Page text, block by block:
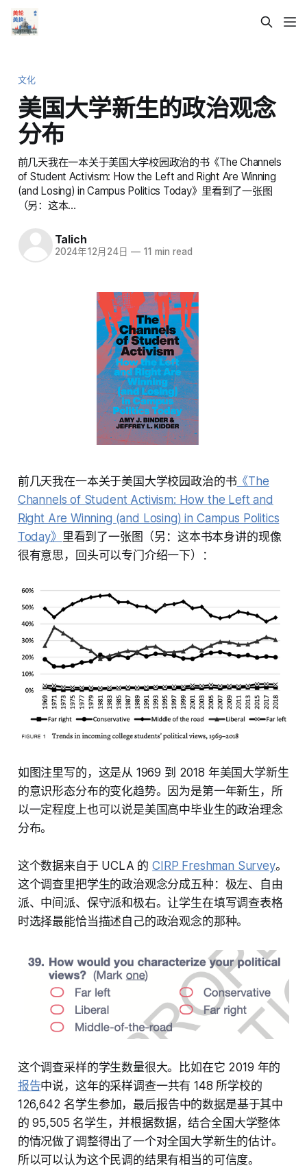
文化
美国大学新生的政治观念
分布
前几天我在一本关于美国大学校园政治的书《The Channels
of Student Activism: How the Left and Right Are Winning
(and Losing) in Campus Politics Today》里看到了一张图
（另：这本…
Talich
2024年12月24日 —11 min read
前几天我在一本关于美国大学校园政治的书 《The
Channels of Student Activism: How the Left and
Right Are Winning (and Losing) in Campus Politics
Today》 里看到了一张图（另：这本书本身讲的现像
很有意思，回头可以专门介绍一下）：
如图注里写的，这是从 1969 到 2018 年美国大学新生
的意识形态分布的变化趋势。因为是第一年新生，所
以一定程度上也可以说是美国高中毕业生的政治理念
分布。
这个数据来自于 UCLA 的CIRP Freshman Survey。
这个调查里把学生的政治观念分成五种：极左、自由
派、中间派、保守派和极右。让学生在填写调查表格
时选择最能恰当描述自己的政治观念的那种。
这个调查采样的学生数量很大。比如在它 2019 年的
报告中说，这年的采样调查一共有 148 所学校的
126,642 名学生参加，最后报告中的数据是基于其中
的 95,505 名学生，并根据数据，结合全国大学整体
的情况做了调整得出了一个对全国大学新生的估计。
所以可以认为这个民调的结果有相当的可信度。